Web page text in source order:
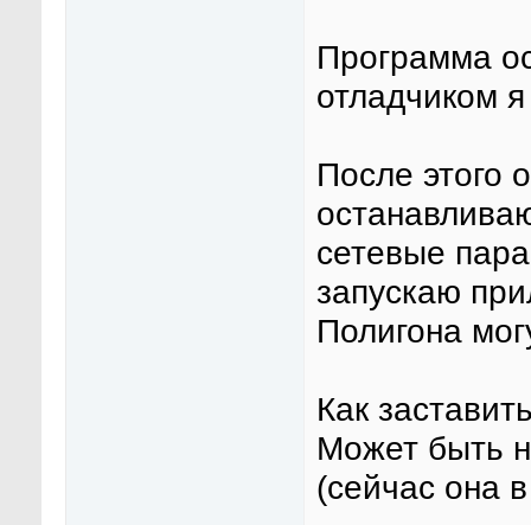
Программа
отладчиком
После этого
сетевые
запускаю
Полигона
Как
Может быть
(сейчас она